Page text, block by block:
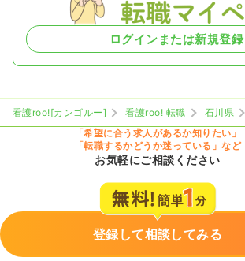
ログインまたは新規登録
看護roo![カンゴルー] 看護roo! 転職 石川県
「希望に合う求人があるか知りたい」
「転職するかどうか迷っている」など
お気軽にご相談ください
登録して相談してみる